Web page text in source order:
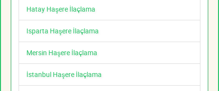
Hatay Haşere İlaçlama
Isparta Haşere İlaçlama
Mersin Haşere İlaçlama
İstanbul Haşere İlaçlama